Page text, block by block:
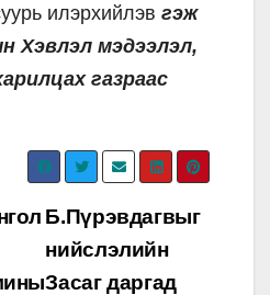
илэрхийлэв гэж
Хэвлэл мэдээлэл,
газраас
Б.Пүрэвдагвыг
нийслэлийн
Засаг даргад